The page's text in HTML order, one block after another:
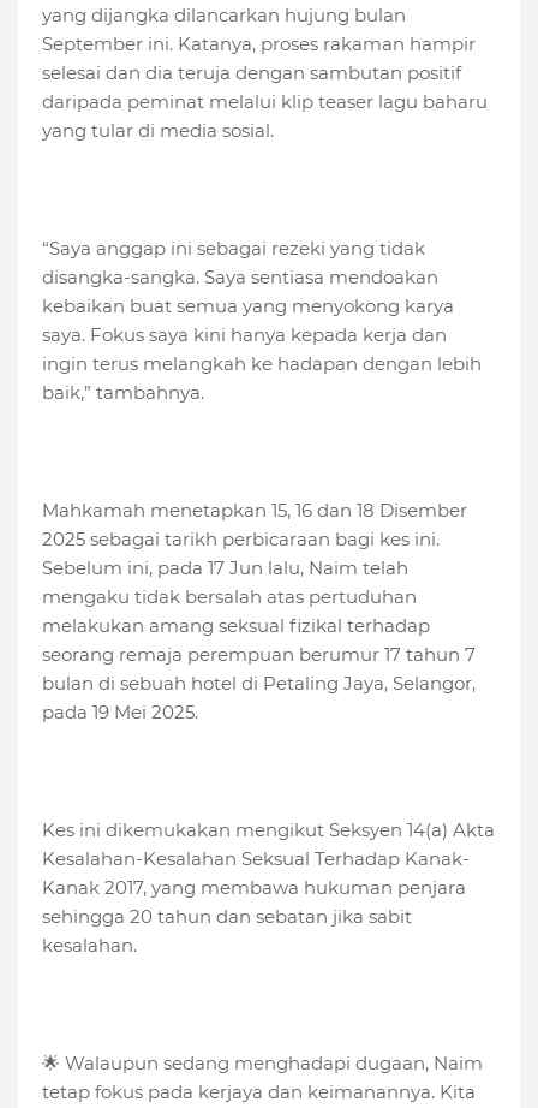
yang dijangka dilancarkan hujung bulan
September ini. Katanya, proses rakaman hampir
selesai dan dia teruja dengan sambutan positif
daripada peminat melalui klip teaser lagu baharu
yang tular di media sosial.
“Saya anggap ini sebagai rezeki yang tidak
disangka-sangka. Saya sentiasa mendoakan
kebaikan buat semua yang menyokong karya
saya. Fokus saya kini hanya kepada kerja dan
ingin terus melangkah ke hadapan dengan lebih
baik,” tambahnya.
Mahkamah menetapkan 15, 16 dan 18 Disember
2025 sebagai tarikh perbicaraan bagi kes ini.
Sebelum ini, pada 17 Jun lalu, Naim telah
mengaku tidak bersalah atas pertuduhan
melakukan amang seksual fizikal terhadap
seorang remaja perempuan berumur 17 tahun 7
bulan di sebuah hotel di Petaling Jaya, Selangor,
pada 19 Mei 2025.
Kes ini dikemukakan mengikut Seksyen 14(a) Akta
Kesalahan-Kesalahan Seksual Terhadap Kanak-
Kanak 2017, yang membawa hukuman penjara
sehingga 20 tahun dan sebatan jika sabit
kesalahan.
🌟 Walaupun sedang menghadapi dugaan, Naim
tetap fokus pada kerjaya dan keimanannya. Kita